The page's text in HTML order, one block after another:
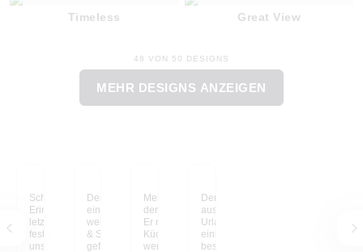
Timeless Great View
48 VON 50 DESIGNS
MEHR DESIGNS ANZEIGEN
Schöne, gemeinsame
Erinnerungen aus dem
letzten Jahr,
festgehalten in
unserem Cars-
Der Kalender war eher
ein spontaner Kauf,
weil meine Kinder Lilo
& Stitch lieben. Er
gefällt ihnen richtig gut
Meine Kinder lieben
den Frozen-Kalender.
Er musste sofort in der
Küche aufgehängt
werden, damit ihn auch
Der Kalender mit Fotos
aus meinem Sri Lanka-
Urlaub erinnert mich an
einige der
besondersten Momente